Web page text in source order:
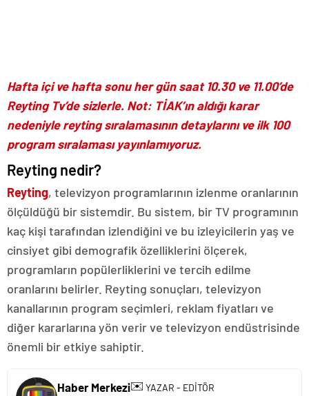
Hafta içi ve hafta sonu her gün saat 10.30 ve 11.00’de
Reyting Tv’de sizlerle. Not: TİAK’ın aldığı karar
nedeniyle reyting sıralamasının detaylarını ve ilk 100
program sıralaması yayınlamıyoruz.
Reyting nedir?
Reyting, televizyon programlarının izlenme oranlarının
ölçüldüğü bir sistemdir. Bu sistem, bir TV programının
kaç kişi tarafından izlendiğini ve bu izleyicilerin yaş ve
cinsiyet gibi demografik özelliklerini ölçerek,
programların popülerliklerini ve tercih edilme
oranlarını belirler. Reyting sonuçları, televizyon
kanallarının program seçimleri, reklam fiyatları ve
diğer kararlarına yön verir ve televizyon endüstrisinde
önemli bir etkiye sahiptir.
Haber Merkezi✉️ YAZAR - EDİTÖR